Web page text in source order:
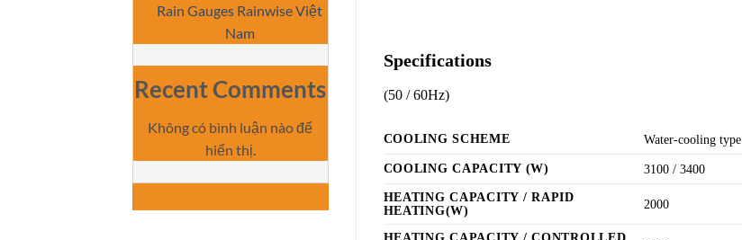
Rain Gauges Rainwise Việt
Nam
Recent Comments
Không có bình luận nào để
hiển thị.
Specifications
(50 / 60Hz)
COOLING SCHEME
Water-cooling type
COOLING CAPACITY (W)
3100 / 3400
HEATING CAPACITY / RAPID
HEATING(W)
2000